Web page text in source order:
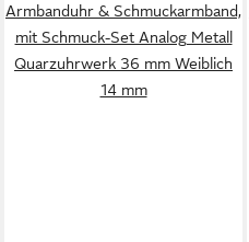
Armbanduhr & Schmuckarmband,
mit Schmuck-Set Analog Metall
Quarzuhrwerk 36 mm Weiblich
14 mm